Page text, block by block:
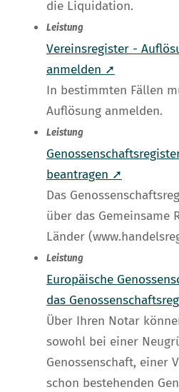
die Liquidation.
Leistung
Vereinsregister -
anmelden ➚
In bestimmten Fällen
Auflösung anmelden.
Leistung
beantragen ➚
Das
über das Gemeinsame
Länder
Leistung
Europäische
das
Über Ihren Notar
sowohl bei einer
Genossenschaft, einer
schon bestehenden